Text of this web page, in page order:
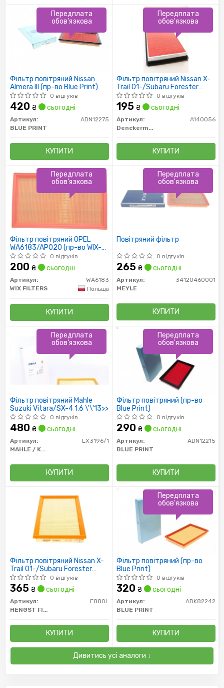
Фільтр повітряний Nissan
Almera III (пр-во Blue Print)
0 відгуків
420 ₴ сьогодні
Артикул:
ADN12275
BLUE PRINT
КУПИТИ
Передплата
обов'язкова
Фільтр повітряний Nissan X-
Trail 01-/Subaru Forester
97-/Nissan Murano (Z51) 08-
0 відгуків
195 ₴ сьогодні
Артикул:
A140056
Denckermann
КУПИТИ
Передплата
обов'язкова
Фільтр повітряний OPEL
WA6183/AP020 (пр-во WIX-
Filtron UA)
0 відгуків
200 ₴ сьогодні
Артикул:
WA6183
WIX FILTERS
Польща
КУПИТИ
Передплата
обов'язкова
Повітряний фільтр
0 відгуків
265 ₴ сьогодні
Артикул:
34120460001
MEYLE
КУПИТИ
Передплата
обов'язкова
Фільтр повітряний Mahle
Suzuki Vitara/SX-4 1.6 \'\'13>>
0 відгуків
480 ₴ сьогодні
Артикул:
LX3196/1
MAHLE / KNECHT
КУПИТИ
Передплата
обов'язкова
Фільтр повітряний (пр-во
Blue Print)
0 відгуків
290 ₴ сьогодні
Артикул:
ADN12215
BLUE PRINT
КУПИТИ
Передплата
обов'язкова
Фільтр повітряний Nissan X-
Trail 01-/Subaru Forester
97-/Nissan Murano (Z51) 08-
0 відгуків
365 ₴ сьогодні
Артикул:
E880L
HENGST FILTER
КУПИТИ
Фільтр повітряний (пр-во
Blue Print)
0 відгуків
320 ₴ сьогодні
Артикул:
ADK82242
BLUE PRINT
КУПИТИ
Передплата
обов'язкова
Дивитись усі аналоги ↓